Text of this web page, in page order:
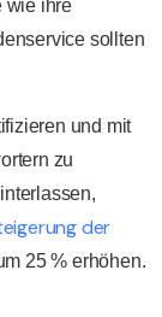
wie ihre
sollten
und mit
zu
der
25 % erhöhen.